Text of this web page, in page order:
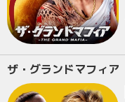
ザ・グランドマフィア